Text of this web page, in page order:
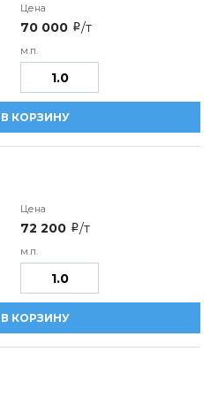
70 000 i/т
В КОРЗИНУ
72 200 i/т
В КОРЗИНУ